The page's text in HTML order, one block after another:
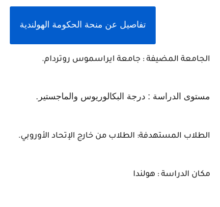
تفاصيل عن منحة الحكومة الهولندية
الجامعة المضيفة : جامعة ايراسموس روتردام.
مستوى الدراسة : درجة البكالوريوس والماجستير .
الطلاب المستهدفة: الطلاب من خارج الإتحاد الأوروبي.
مكان الدراسة : هولندا